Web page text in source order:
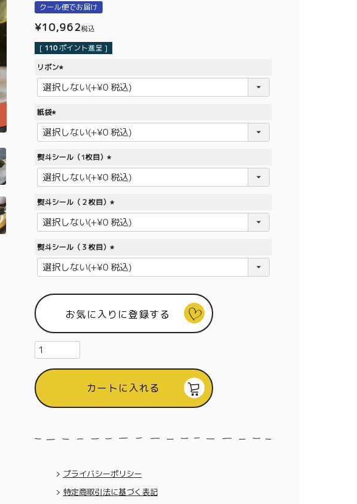
クール便でお届け
¥10,962税込
[ 110 ポイント進呈 ]
リボン
(
必
紙袋
(
必
)
熨斗シール（1枚目）
(
必
熨斗シール（２枚目）
(
必
)
熨斗シール（３枚目）
(
必
)
お気に入りに登録する
カートに入れる
プライバシーポリシー
特定商取引法に基づく表記